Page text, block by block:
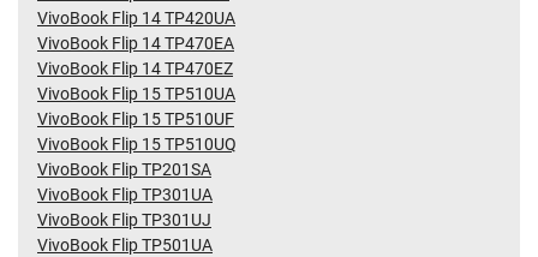
VivoBook Flip 14 TP420UA
VivoBook Flip 14 TP470EA
VivoBook Flip 14 TP470EZ
VivoBook Flip 15 TP510UA
VivoBook Flip 15 TP510UF
VivoBook Flip 15 TP510UQ
VivoBook Flip TP201SA
VivoBook Flip TP301UA
VivoBook Flip TP301UJ
VivoBook Flip TP501UA